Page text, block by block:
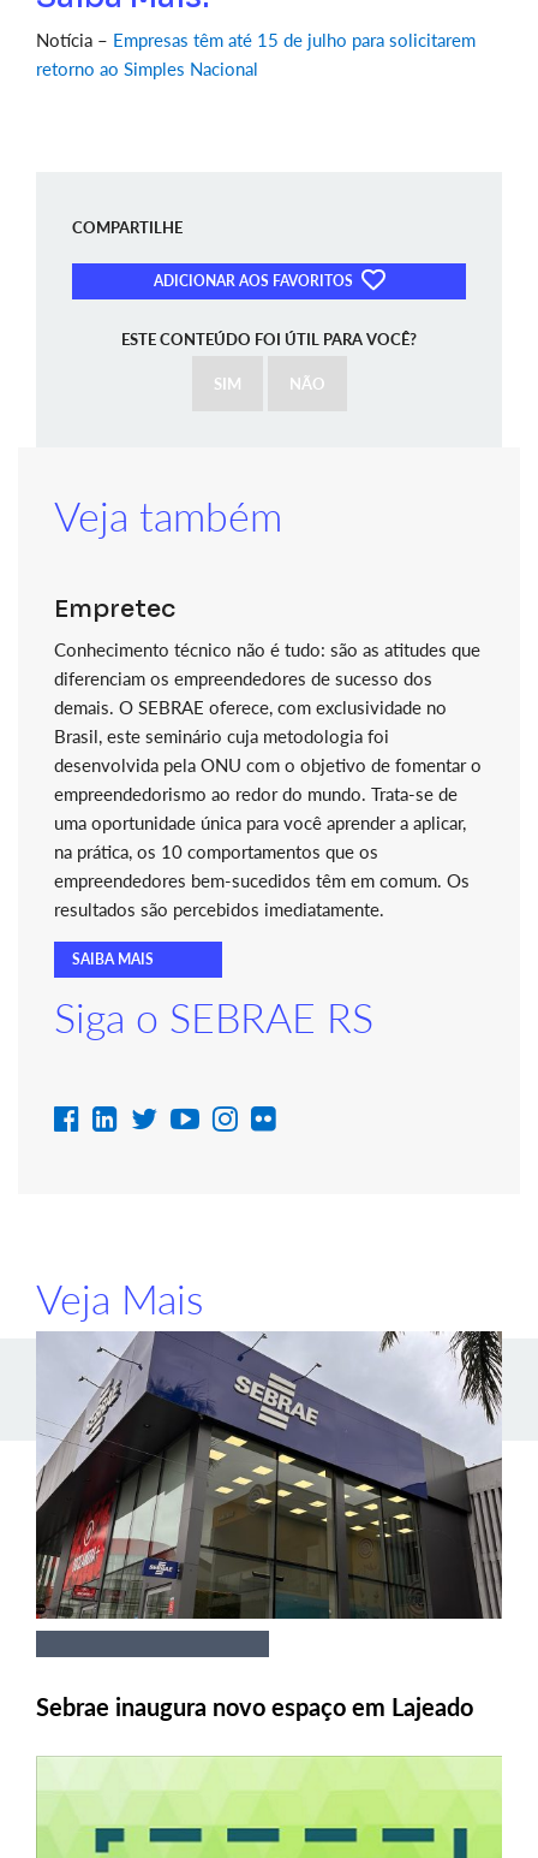
Notícia – Empresas têm até 15 de julho para solicitarem
retorno ao Simples Nacional
COMPARTILHE
ADICIONAR AOS FAVORITOS
ESTE CONTEÚDO FOI ÚTIL PARA VOCÊ?
SIM NÃO
Veja também
Empretec
Conhecimento técnico não é tudo: são as atitudes que
diferenciam os empreendedores de sucesso dos
demais. O SEBRAE oferece, com exclusividade no
Brasil, este seminário cuja metodologia foi
desenvolvida pela ONU com o objetivo de fomentar o
empreendedorismo ao redor do mundo. Trata-se de
uma oportunidade única para você aprender a aplicar,
na prática, os 10 comportamentos que os
empreendedores bem-sucedidos têm em comum. Os
resultados são percebidos imediatamente.
SAIBA MAIS
Siga o SEBRAE RS
Veja Mais
Sebrae inaugura novo espaço em Lajeado